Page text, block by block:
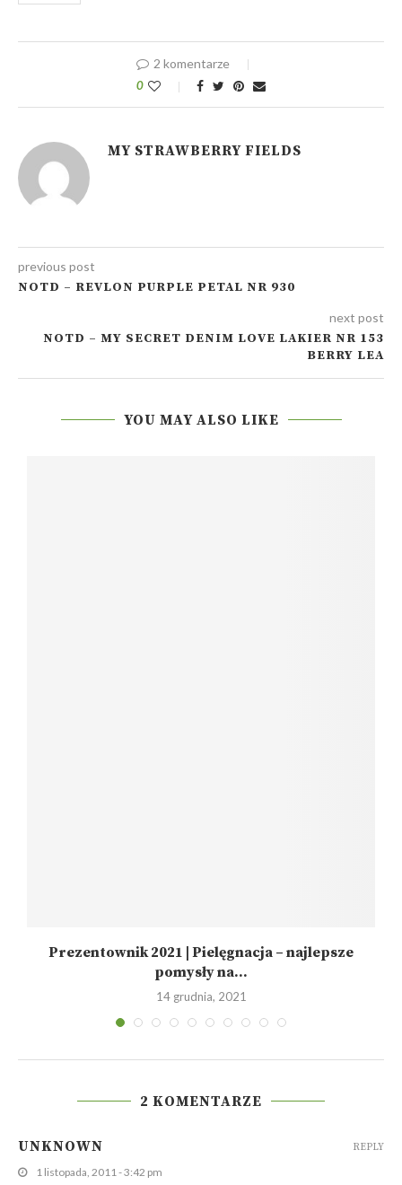
2 komentarze
0
MY STRAWBERRY FIELDS
previous post
NOTD – REVLON PURPLE PETAL NR 930
next post
NOTD – MY SECRET DENIM LOVE LAKIER NR 153
BERRY LEA
YOU MAY ALSO LIKE
Prezentownik 2021 | Pielęgnacja – najlepsze
pomysły na...
14 grudnia, 2021
2 KOMENTARZE
UNKNOWN
1 listopada, 2011 - 3:42 pm
REPLY